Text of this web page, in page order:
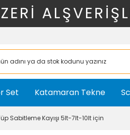
Set Katamaran Tekne
Sabitleme Kayışı 5lt-7lt-10lt için